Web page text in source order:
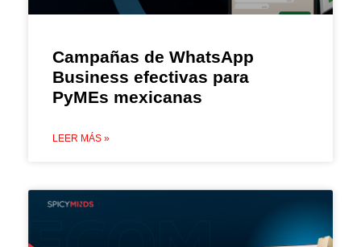
Campañas de WhatsApp
Business efectivas para
PyMEs mexicanas
LEER MÁS »